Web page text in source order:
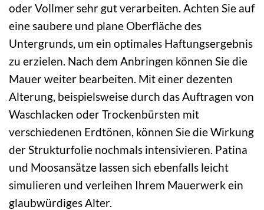
oder Vollmer sehr gut verarbeiten. Achten Sie auf
eine saubere und plane Oberfläche des
Untergrunds, um ein optimales Haftungsergebnis
zu erzielen. Nach dem Anbringen können Sie die
Mauer weiter bearbeiten. Mit einer dezenten
Alterung, beispielsweise durch das Auftragen von
Waschlacken oder Trockenbürsten mit
verschiedenen Erdtönen, können Sie die Wirkung
der Strukturfolie nochmals intensivieren. Patina
und Moosansätze lassen sich ebenfalls leicht
simulieren und verleihen Ihrem Mauerwerk ein
glaubwürdiges Alter.